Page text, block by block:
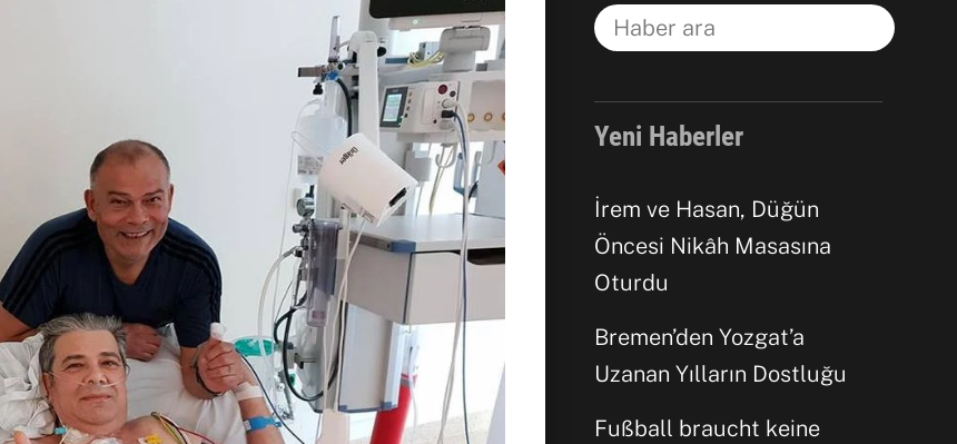
Yeni Haberler
İrem ve Hasan, Düğün
Öncesi Nikâh Masasına
Oturdu
Bremen’den Yozgat’a
Uzanan Yılların Dostluğu
Fußball braucht keine